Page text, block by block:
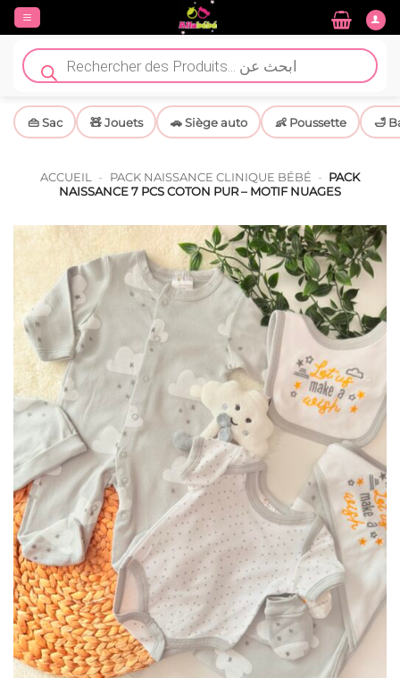
Passer
contenu
Recherche
de
produits
👜 Sac 🧸 Jouets 🚗 Siège auto 👶 Poussette 🛁
ACCUEIL - PACK NAISSANCE CLINIQUE BÉBÉ - PACK
NAISSANCE 7 PCS COTON PUR – MOTIF NUAGES